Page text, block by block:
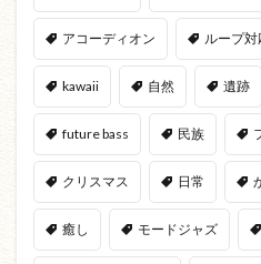
アコーディオン ループ対
kawaii 自然 遺跡
future bass 民族
クリスマス 日常
癒し モードジャズ